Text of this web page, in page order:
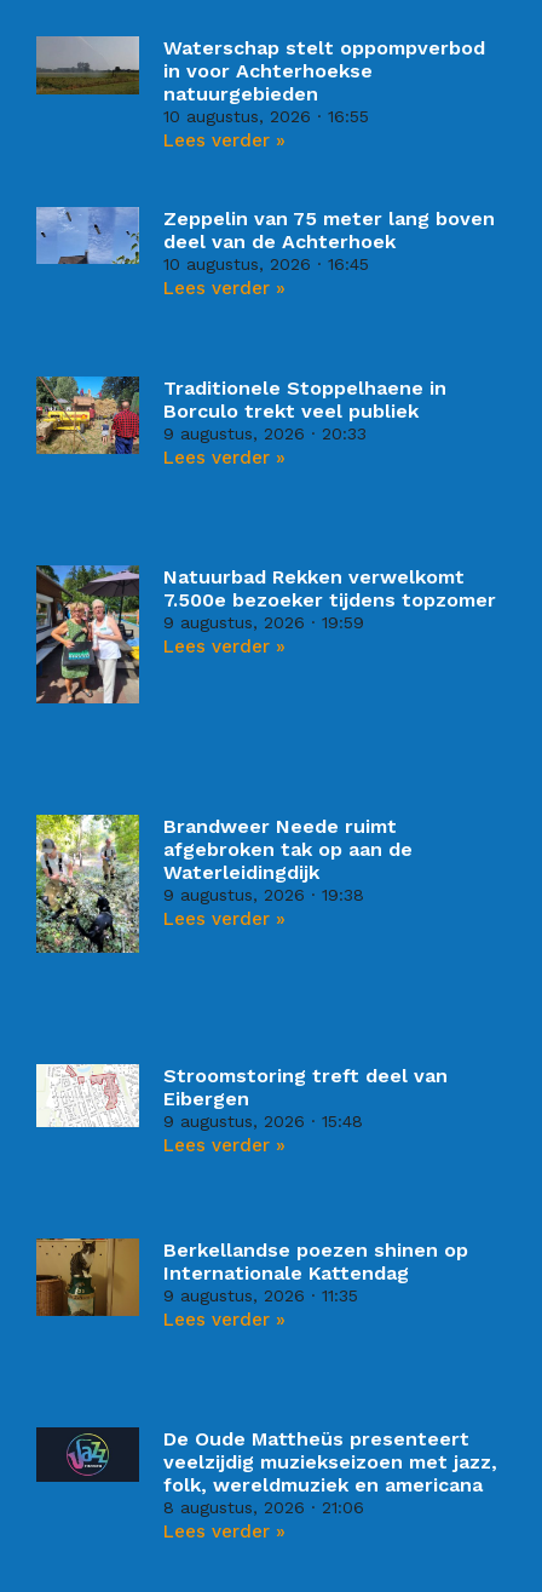
Waterschap stelt oppompverbod
in voor Achterhoekse
natuurgebieden
10 augustus, 2026 16:55
Lees verder »
Zeppelin van 75 meter lang boven
deel van de Achterhoek
10 augustus, 2026 16:45
Lees verder »
Traditionele Stoppelhaene in
Borculo trekt veel publiek
9 augustus, 2026 20:33
Lees verder »
Natuurbad Rekken verwelkomt
7.500e bezoeker tijdens topzomer
9 augustus, 2026 19:59
Lees verder »
Brandweer Neede ruimt
afgebroken tak op aan de
Waterleidingdijk
9 augustus, 2026 19:38
Lees verder »
Stroomstoring treft deel van
Eibergen
9 augustus, 2026 15:48
Lees verder »
Berkellandse poezen shinen op
Internationale Kattendag
9 augustus, 2026 11:35
Lees verder »
De Oude Mattheüs presenteert
veelzijdig muziekseizoen met jazz,
folk, wereldmuziek en americana
8 augustus, 2026 21:06
Lees verder »